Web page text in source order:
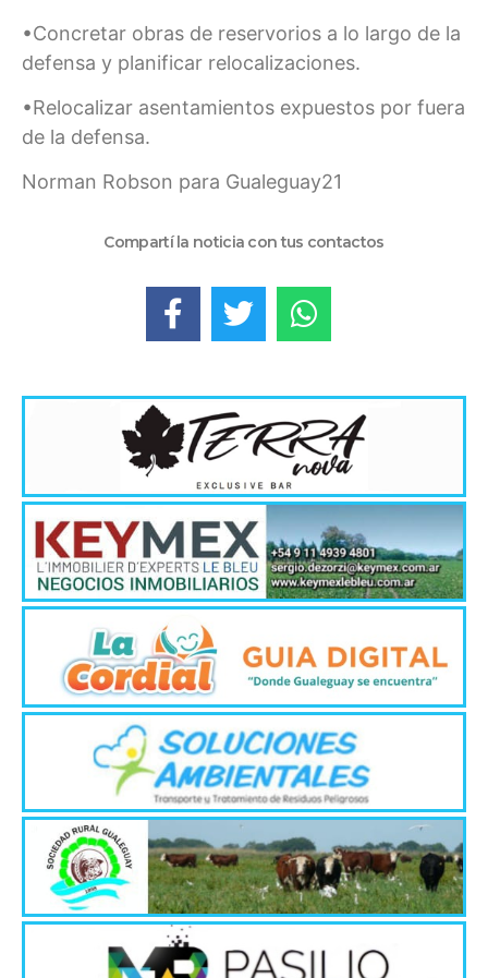
•Concretar obras de reservorios a lo largo de la
defensa y planificar relocalizaciones.
•Relocalizar asentamientos expuestos por fuera
de la defensa.
Norman Robson para Gualeguay21
Compartí la noticia con tus contactos